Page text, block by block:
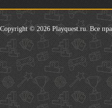
Copyright © 2026 Playquest.ru. Все